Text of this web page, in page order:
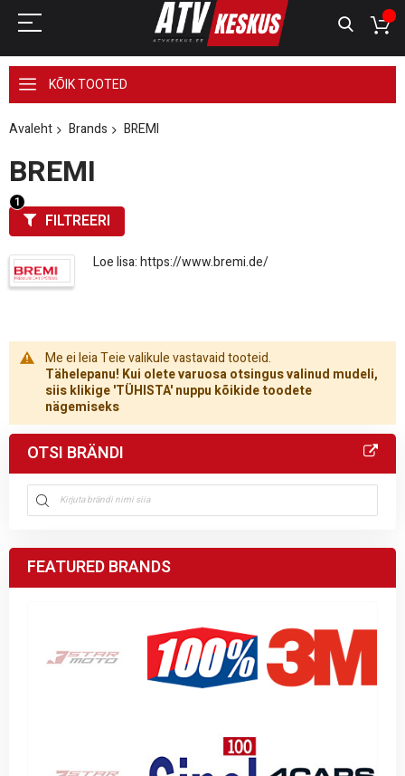
KÕIK TOOTED
Avaleht Brands BREMI
BREMI
Loe lisa:https://www.bremi.de/
Me ei leia Teie valikule vastavaid tooteid.
Tähelepanu! Kui olete varuosa otsingus valinud mudeli,
siis klikige 'TÜHISTA' nuppu kõikide toodete
nägemiseks
FILTREERI
OTSI BRÄNDI
FEATURED BRANDS